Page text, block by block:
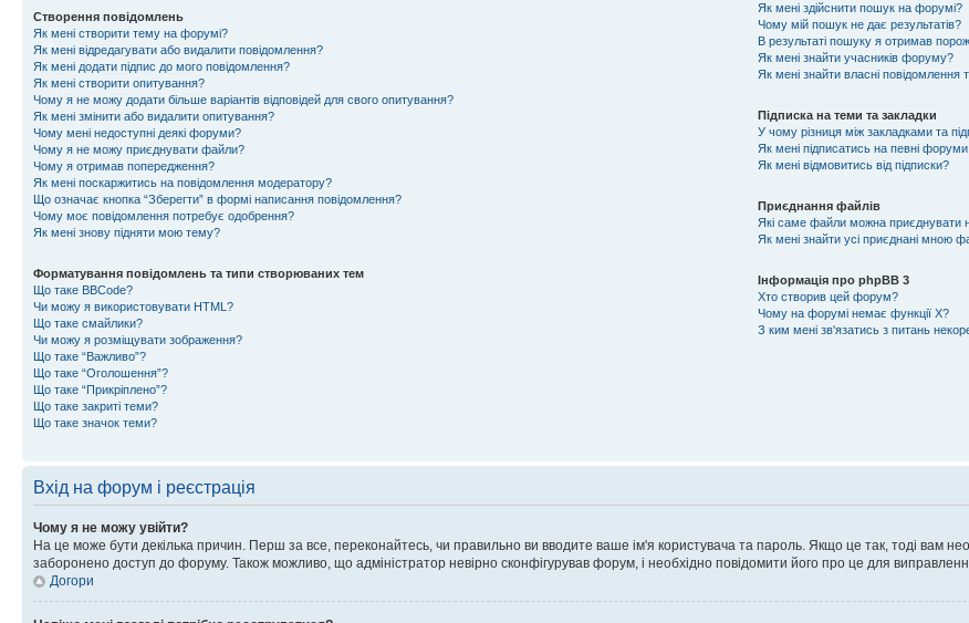
Створення повідомлень
Як мені створити тему на форумі?
Як мені відредагувати або видалити повідомлення?
Як мені додати підпис до мого повідомлення?
Як мені створити опитування?
Чому я не можу додати більше варіантів відповідей для свого опитування?
Як мені змінити або видалити опитування?
Чому мені недоступні деякі форуми?
Чому я не можу приєднувати файли?
Чому я отримав попередження?
Як мені поскаржитись на повідомлення модератору?
Що означає кнопка “Зберегти” в формі написання повідомлення?
Чому моє повідомлення потребує одобрення?
Як мені знову підняти мою тему?
Форматування повідомлень та типи створюваних тем
Що таке BBCode?
Чи можу я використовувати HTML?
Що таке смайлики?
Чи можу я розміщувати зображення?
Що таке “Важливо”?
Що таке “Оголошення”?
Що таке “Прикріплено”?
Що таке закриті теми?
Що таке значок теми?
Як мені здійснити пошук на форумі?
Чому мій пошук не дає результатів?
В результаті пошуку я отримав
Як мені знайти учасників форуму?
Як мені знайти власні повідомлення
Підписка на теми та закладки
У чому різниця між закладками та
Як мені підписатись на певні
Як мені відмовитись від підписки?
Приєднання файлів
Які саме файли можна приєднувати
Як мені знайти усі приєднані мною
Інформація про phpBB 3
Хто створив цей форум?
Чому на форумі немає функції X?
З ким мені зв'язатись з питань
Вхід на форум і реєстрація
Чому я не можу увійти?
На це може бути декілька причин. Перш за все, переконайтесь, чи правильно ви вводите ваше ім'я користувача та пароль. Якщо це так, тоді вам
заборонено доступ до форуму. Також можливо, що адміністратор невірно сконфігурував форум, і необхідно повідомити його про це для
Догори